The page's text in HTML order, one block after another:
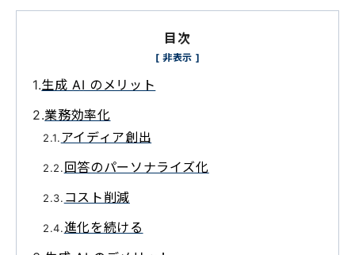
目次
生成 AI のメリット
業務効率化
アイディア創出
回答のパーソナライズ化
コスト削減
進化を続ける